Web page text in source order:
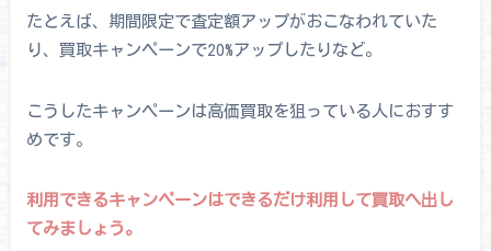
たとえば、期間限定で査定額アップがおこなわれていた
り、買取キャンペーンで20%アップしたりなど。
こうしたキャンペーンは高価買取を狙っている人におすす
めです。
利用できるキャンペーンはできるだけ利用して買取へ出し
てみましょう。